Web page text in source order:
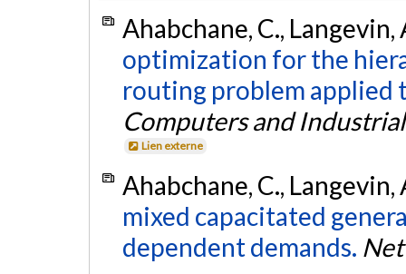
Ahabchane, C.,
optimization for the
routing problem applied
Computers and
Lien externe
Ahabchane, C.,
mixed capacitated
dependent demands.